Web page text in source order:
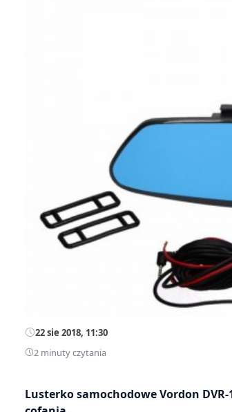
22 sie 2018, 11:30
2 minuty czytania
Lusterko samochodowe Vordon